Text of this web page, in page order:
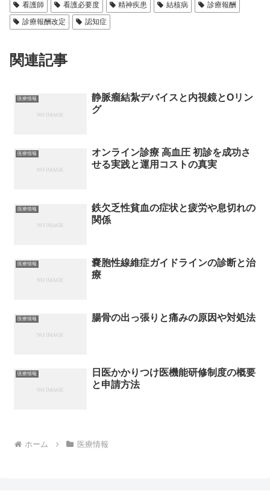
看護師
看護必要度 精神疾患 結核病
診療報酬
診療報酬改定
認知症
関連記事
医療情報
静脈瘤結紮デバイスと内視鏡とOリン
グ
医療情報
オンライン診療 高血圧 初診を成功さ
せる実践と運用コストの真実
医療情報
鉄欠乏性貧血の症状と疲労や息切れの
関係
医療情報
嚢胞性線維症ガイドラインの診断と治
療
医療情報 腸骨の出っ張りと痛みの原因や対処法
医療情報
日医かかりつけ医機能研修制度の概要
と申請方法
ホーム 医療情報